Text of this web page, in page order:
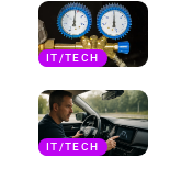
IT/TECH
IT/TECH